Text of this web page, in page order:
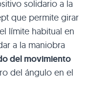
solidario a la
que permite girar
límite habitual en
a la maniobra
del movimiento
del ángulo en el